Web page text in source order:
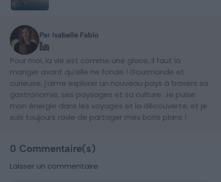
Par Isabelle Fabio
Pour moi, la vie est comme une glace, il faut la
manger avant qu’elle ne fonde ! Gourmande et
curieuse, j’aime explorer un nouveau pays à travers sa
gastronomie, ses paysages et sa culture. Je puise
mon énergie dans les voyages et la découverte, et je
suis toujours ravie de partager mes bons plans !
0 Commentaire(s)
Laisser un commentaire